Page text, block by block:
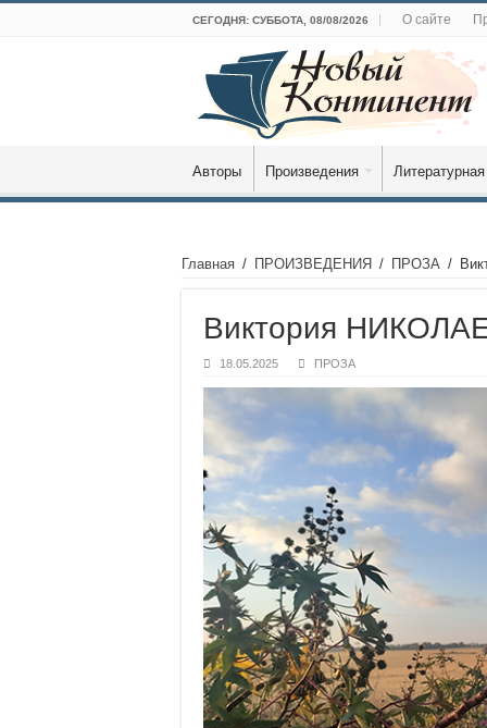
СЕГОДНЯ: СУББОТА, 08/08/2026 О сайте
Авторы Произведения Литературная
Главная / ПРОИЗВЕДЕНИЯ / ПРОЗА /
Виктория
18.05.2025 ПРОЗА